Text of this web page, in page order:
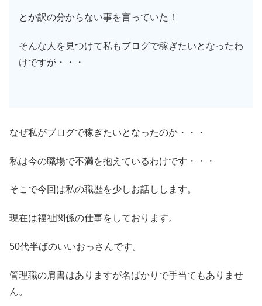
とか訳の分からない事を言っていた！
そんな人を見つけて私もブログで稼ぎたいとなったわ
けですが・・・
なぜ私がブログで稼ぎたいとなったのか・・・
私は今の職場で不満を抱えているわけです・・・
そこで今回は私の職歴を少しお話しします。
現在は福祉関係の仕事をしております。
50代半ばのいいおっさんです。
管理職の肩書はありますが名ばかりで手当てもありませ
ん。